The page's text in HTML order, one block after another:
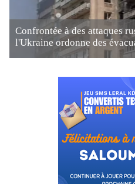
Confrontée à des attaques
l'Ukraine ordonne des